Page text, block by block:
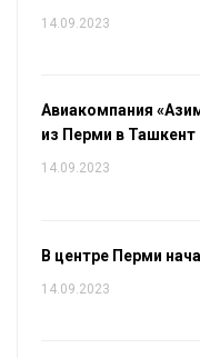
14.09.2023
Авиакомпания
из Перми в Ташкент
14.09.2023
В центре Перми
14.09.2023